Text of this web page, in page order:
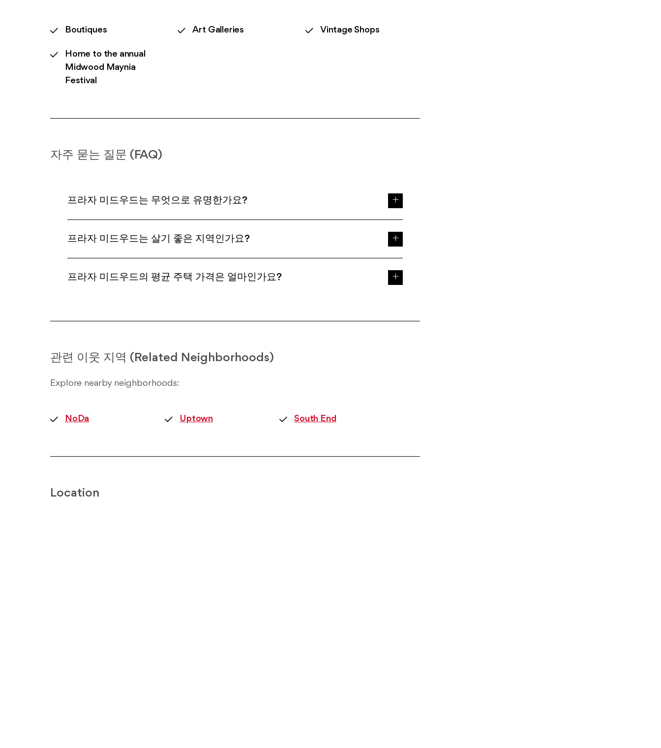
Boutiques Art Galleries Vintage Shops
Home to the annual
Midwood Maynia
Festival
자주 묻는 질문 (FAQ)
프라자 미드우드는 무엇으로 유명한가요?
프라자 미드우드는 살기 좋은 지역인가요?
프라자 미드우드의 평균 주택 가격은 얼마인가요?
관련 이웃 지역 (Related Neighborhoods)
Explore nearby neighborhoods:
NoDa Uptown South End
Location